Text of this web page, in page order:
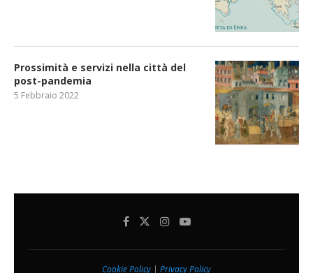
Prossimità e servizi nella città del
post-pandemia
5 Febbraio 2022
Cookie Policy | Privacy Policy